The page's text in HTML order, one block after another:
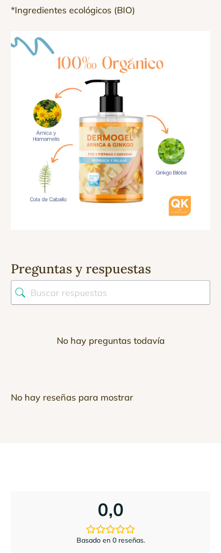
*Ingredientes ecológicos (BIO)
Preguntas y respuestas
No hay preguntas todavía
No hay reseñas para mostrar
0,0
Basado en 0 reseñas.